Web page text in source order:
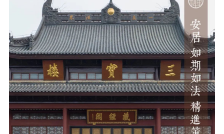
戒幢春秋
档案管理
道风建设
法音宣流
音频视频
弘法书籍
助印功德